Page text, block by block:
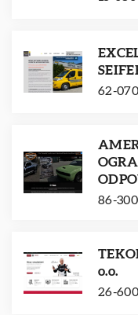
62-
86-
o.o.
26-